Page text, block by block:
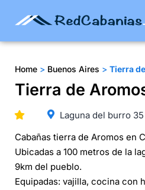
Home > Buenos Aires > Tierra
Tierra de
Laguna del burro
Cabañas tierra de Aromos en
Ubicadas a 100 metros de la
9km del pueblo.
Equipadas: vajilla, cocina con